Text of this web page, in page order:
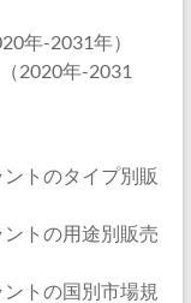
年-2031年）
2020年-2031
トのタイプ別販
トの用途別販売
トの国別市場規